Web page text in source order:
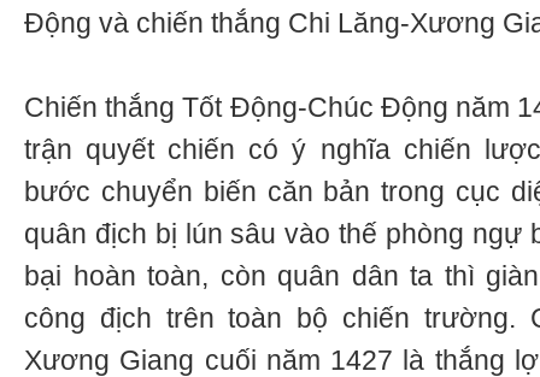
Động và chiến thắng Chi Lăng-Xương
Chiến thắng Tốt Động-Chúc Động năm
trận quyết chiến có ý nghĩa chiến
bước chuyển biến căn bản trong cục
quân địch bị lún sâu vào thế phòng ngự
bại hoàn toàn, còn quân dân ta thì
công địch trên toàn bộ chiến trường.
Xương Giang cuối năm 1427 là thắng